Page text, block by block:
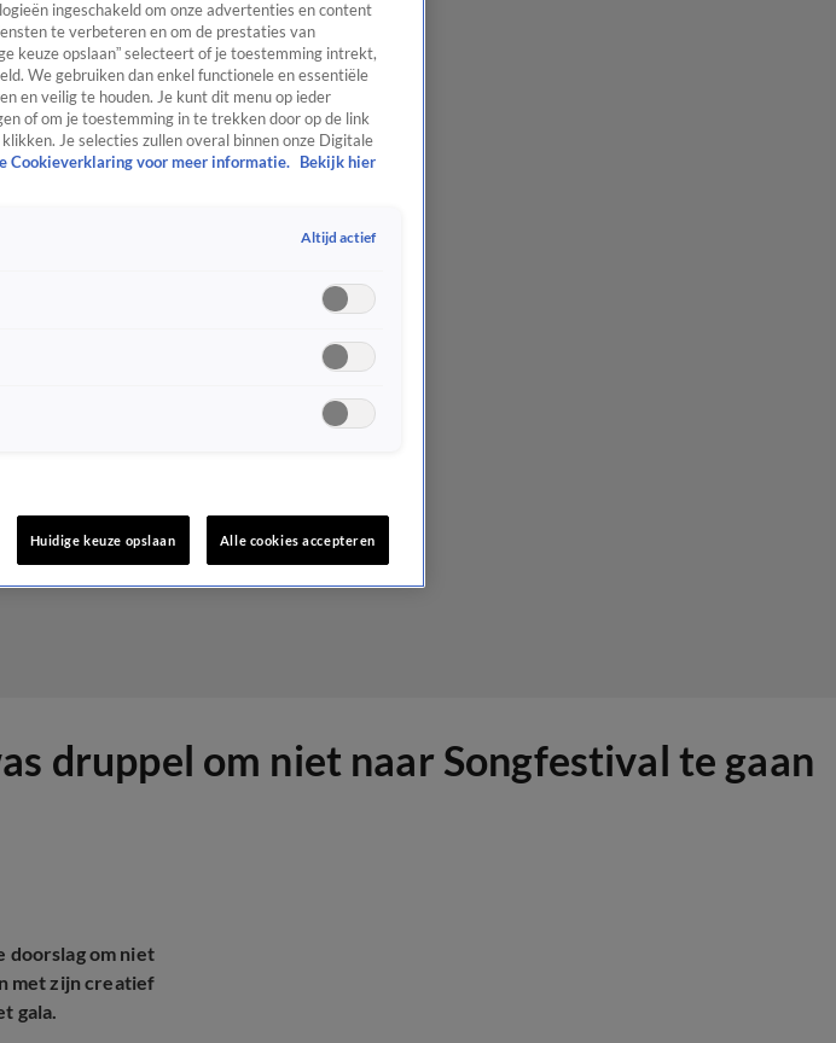
druppel om niet naar Songfestival te gaan
doorslag om niet
met zijn creatief
gala.
ingeschakeld om onze advertenties en content
te verbeteren en om de prestaties van
keuze opslaan” selecteert of je toestemming intrekt,
We gebruiken dan enkel functionele en essentiële
en veilig te houden. Je kunt dit menu op ieder
of om je toestemming in te trekken door op de link
Je selecties zullen overal binnen onze Digitale
Cookieverklaring voor meer informatie.
Bekijk hier
Altijd actief
Huidige keuze opslaan Alle cookies accepteren